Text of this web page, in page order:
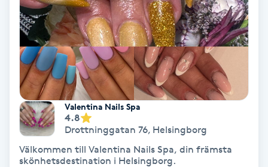
Vaxning brasiliansk
Veterinär
Vibrationsmassage
Vinyasa Yoga
Volymfransar
Valentina Nails Spa
4.8
Drottninggatan 76, Helsingborg
Välkommen till Valentina Nails Spa, din främsta
skönhetsdestination i Helsingborg.